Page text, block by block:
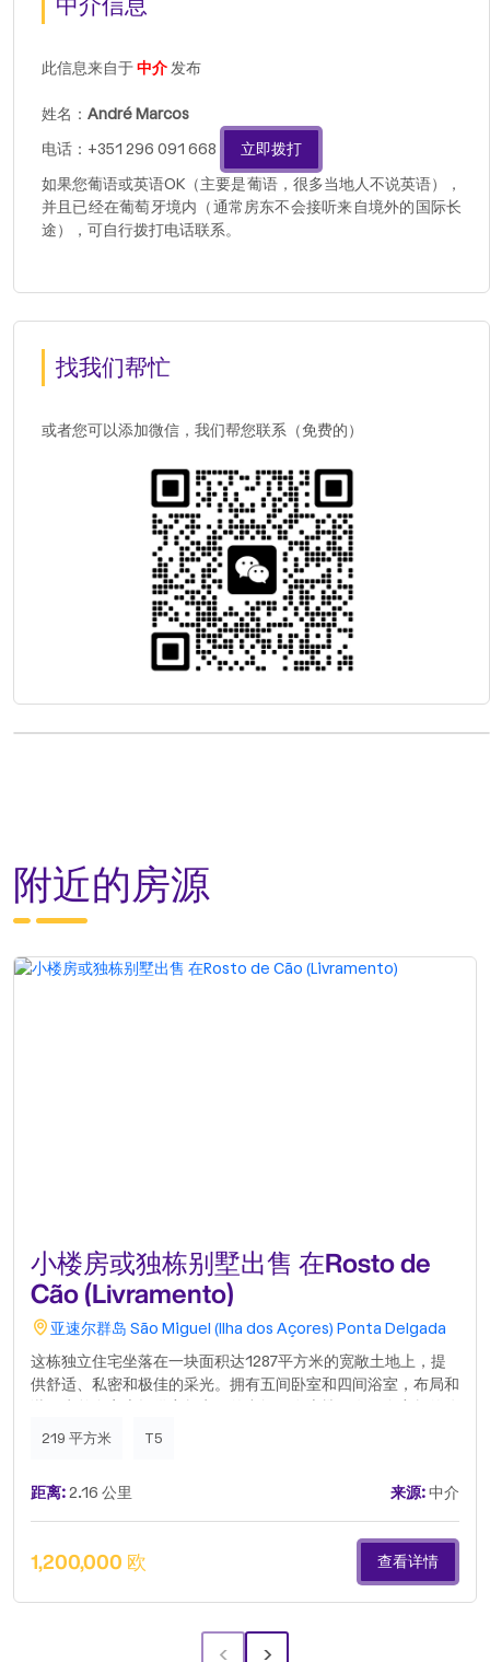
此信息来自于中介发布
姓名： André Marcos
电话：+351 296 091 668
立即拨打
如果您葡语或英语OK（主要是葡语，很多当地人不说英语），
并且已经在葡萄牙境内（通常房东不会接听来自境外的国际长
途），可自行拨打电话联系。
找我们帮忙
或者您可以添加微信，我们帮您联系（免费的）
附近的房源
小楼房或独栋别墅出售 在Rosto de
Cão (Livramento)
亚速尔群岛 São Miguel (Ilha dos Açores) Ponta Delgada
这栋独立住宅坐落在一块面积达1287平方米的宽敞土地上，提
供舒适、私密和极佳的采光。拥有五间卧室和四间浴室，布局和
共客厅，非常适合聚会和休闲，还有一个宽敞的厨房，专为喜欢
常适合放松身心。室外是其一大亮点，提供广阔的户外空间，具
有多种用途——花园或休闲。该住宅还受益于优越的地理位置，
距离波普洛和梅利西亚斯海滩仅几分钟路程，让您可以轻松享受
靠近大海的生活方式。明亮、多功能且具有出色的外部环境，对
于那些在宁静和自然的环境中寻求生活品质的人来说，这是理想
219 平方米 T5
距离:2.16 公里 来源:中介
1,200,000 欧 查看详情
‹ ›